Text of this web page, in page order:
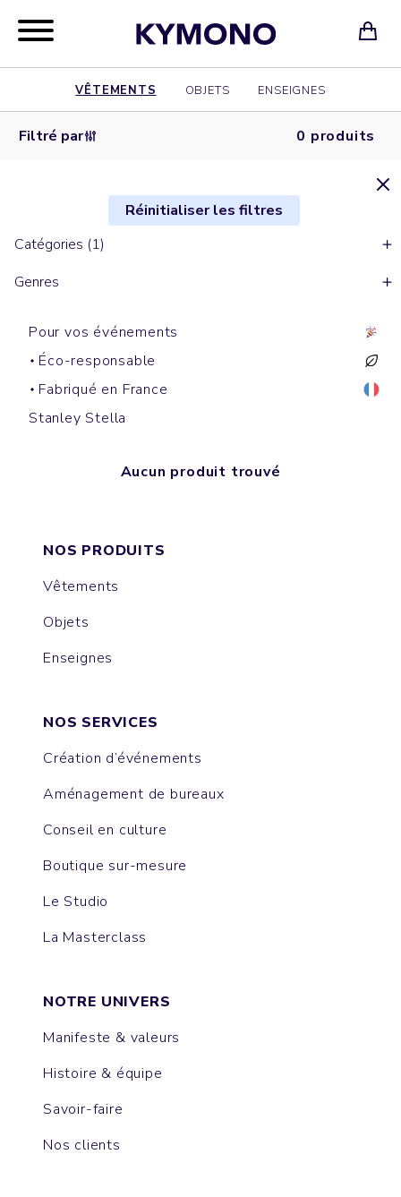
VÊTEMENTS OBJETS ENSEIGNES
Filtré par 0 produits
Réinitialiser les filtres
Catégories (1)
Genres
Pour vos événements
Éco-responsable
Fabriqué en France
Stanley Stella
Aucun produit trouvé
NOS PRODUITS
Vêtements
Objets
Enseignes
NOS SERVICES
Création d’événements
Aménagement de bureaux
Conseil en culture
Boutique sur-mesure
Le Studio
La Masterclass
NOTRE UNIVERS
Manifeste & valeurs
Histoire & équipe
Savoir-faire
Nos clients